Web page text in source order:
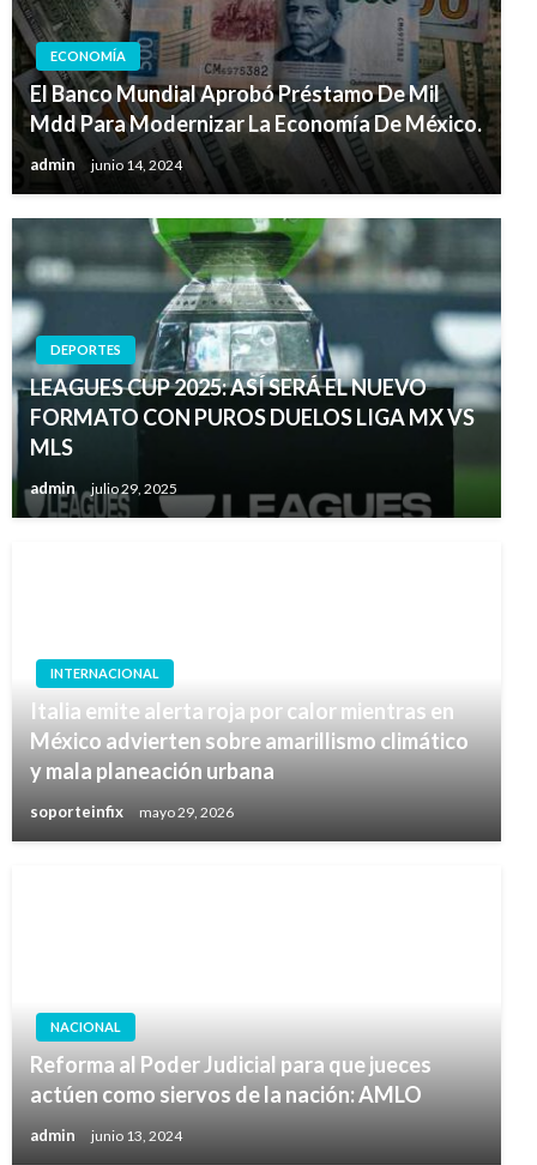
ECONOMÍA
El Banco Mundial Aprobó Préstamo De Mil
Mdd Para Modernizar La Economía De México.
admin junio 14, 2024
DEPORTES
LEAGUES CUP 2025: ASÍ SERÁ EL NUEVO
FORMATO CON PUROS DUELOS LIGA MX VS
MLS
admin julio 29, 2025
INTERNACIONAL
Italia emite alerta roja por calor mientras en
México advierten sobre amarillismo climático
y mala planeación urbana
soporteinfix mayo 29, 2026
NACIONAL
Reforma al Poder Judicial para que jueces
actúen como siervos de la nación: AMLO
admin junio 13, 2024